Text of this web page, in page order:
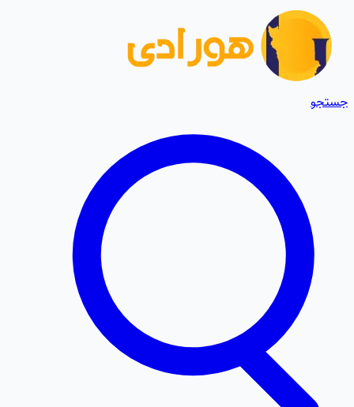
جستجو